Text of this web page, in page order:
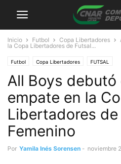
Inicio Futbol Copa Libertadores
la Copa Libertadores de Futsal...
Futbol Copa Libertadores FUTSAL
All Boys debutó
empate en la
Libertadores de
Femenino
Por Yamila Inés Sorensen - noviembre